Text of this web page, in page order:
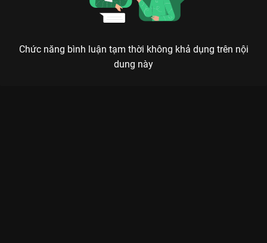
Chức năng bình luận tạm thời không khả dụng trên nội
dung này